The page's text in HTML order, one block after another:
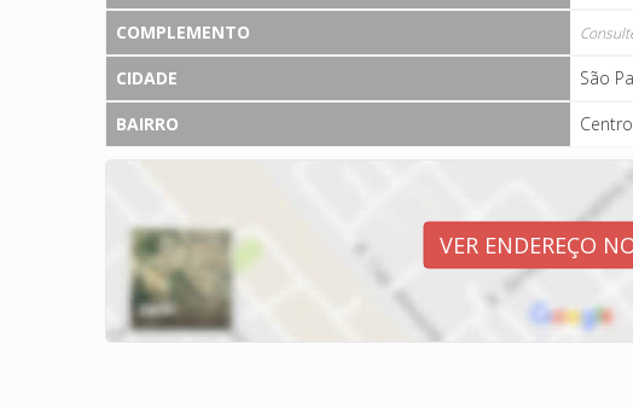
COMPLEMENTO
CIDADE
São
BAIRRO
Centro
VER ENDEREÇO